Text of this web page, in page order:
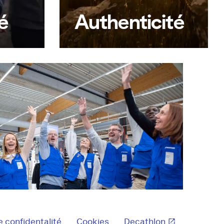
forte,
vite.
Authenticité
Être soi-même, dire les
avec sincérité. Ici, pas de
faux-semblants, juste l’envie
de jouer franc jeu et de
construire ensemble, en
restant fidèle à ses valeurs.
confidentalité Cookies Decathlon